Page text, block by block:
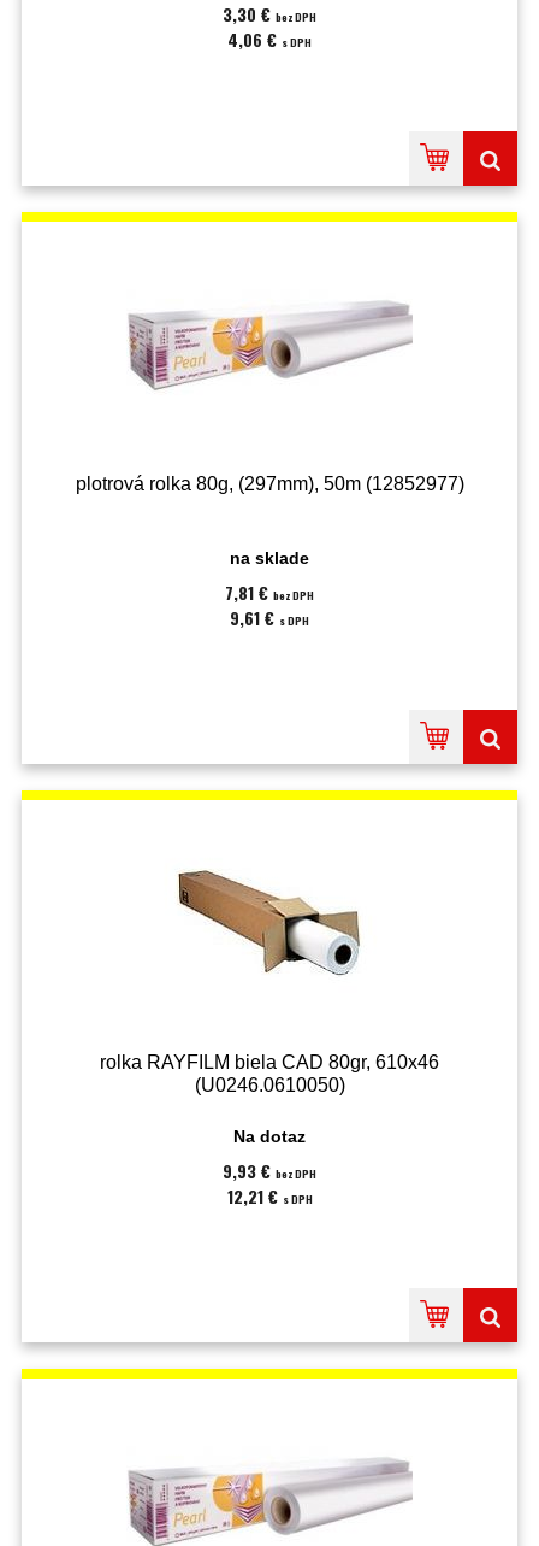
3,30 € bez DPH
4,06 € s DPH
plotrová rolka 80g, (297mm), 50m (12852977)
na sklade
7,81 € bez DPH
9,61 € s DPH
rolka RAYFILM biela CAD 80gr, 610x46
(U0246.0610050)
Na dotaz
9,93 € bez DPH
12,21 € s DPH